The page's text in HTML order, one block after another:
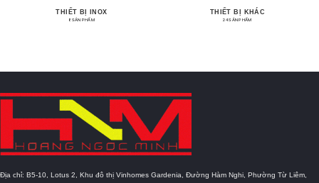
THIẾT BỊ INOX
8 SẢN PHẨM
THIẾT BỊ KHÁC
24 SẢN PHẨM
Địa chỉ: B5-10, Lotus 2, Khu đô thị Vinhomes Gardenia, Đường Hàm Nghi, Phường Từ Liêm,